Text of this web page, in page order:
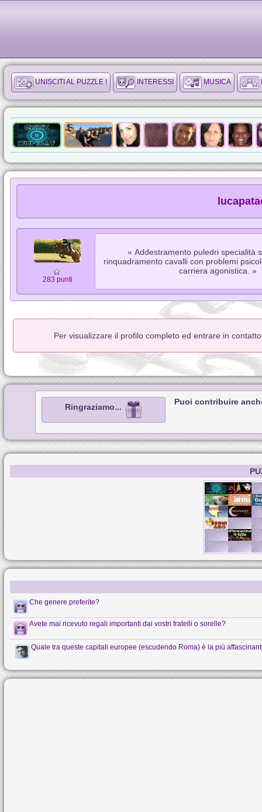
UNISCITI AL PUZZLE ! INTERESSI MUSICA
283 punti
« Addestramento puledri specialità
rinquadramento cavalli con problemi
carriera agonistica. »
Per visualizzare il profilo completo ed entrare in
Ringraziamo...
Puoi contribuire
Che genere preferite?
Avete mai ricevuto regali importanti dai vostri fratelli o sorelle?
Quale tra queste capitali europee (escudendo Roma) è la più